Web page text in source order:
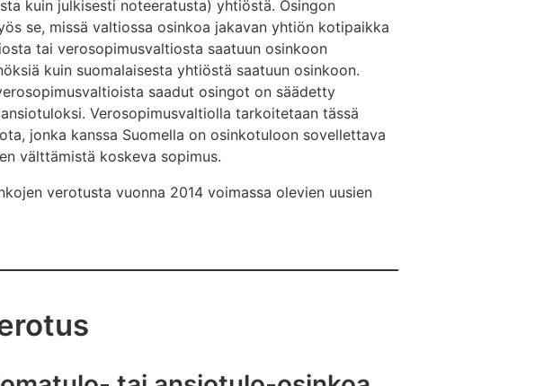
kuin julkisesti noteeratusta) yhtiöstä. Osingon
se, missä valtiossa osinkoa jakavan yhtiön kotipaikka
tai verosopimusvaltiosta saatuun osinkoon
kuin suomalaisesta yhtiöstä saatuun osinkoon.
saadut osingot on säädetty
Verosopimusvaltiolla tarkoitetaan tässä
jonka kanssa Suomella on osinkotuloon sovellettava
välttämistä koskeva sopimus.
verotusta vuonna 2014 voimassa olevien uusien